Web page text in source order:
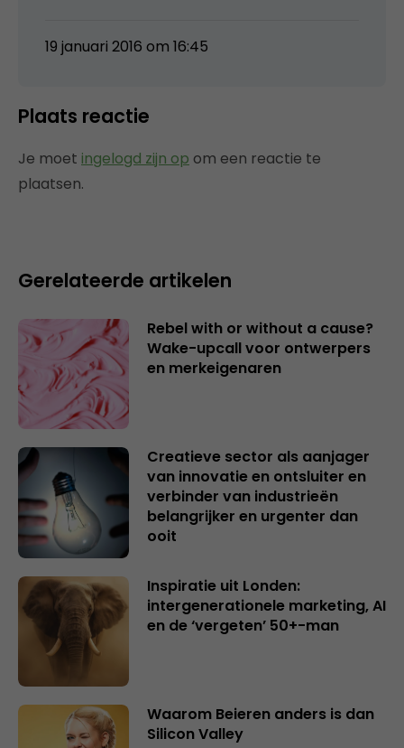
19 januari 2016 om 16:45
Plaats reactie
Je moet ingelogd zijn op om een reactie te
plaatsen.
Gerelateerde artikelen
Rebel with or without a cause?
Wake-upcall voor ontwerpers
en merkeigenaren
Creatieve sector als aanjager
van innovatie en ontsluiter en
verbinder van industrieën
belangrijker en urgenter dan
ooit
Inspiratie uit Londen:
intergenerationele marketing, AI
en de ‘vergeten’ 50+-man
Waarom Beieren anders is dan
Silicon Valley